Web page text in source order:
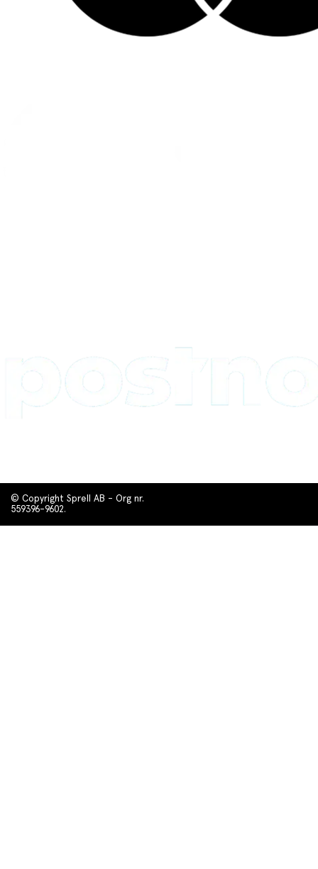
© Copyright Sprell AB - Org nr.
559396-9602.